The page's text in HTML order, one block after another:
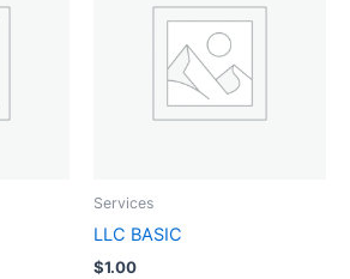
Services
LLC BASIC
$1.00